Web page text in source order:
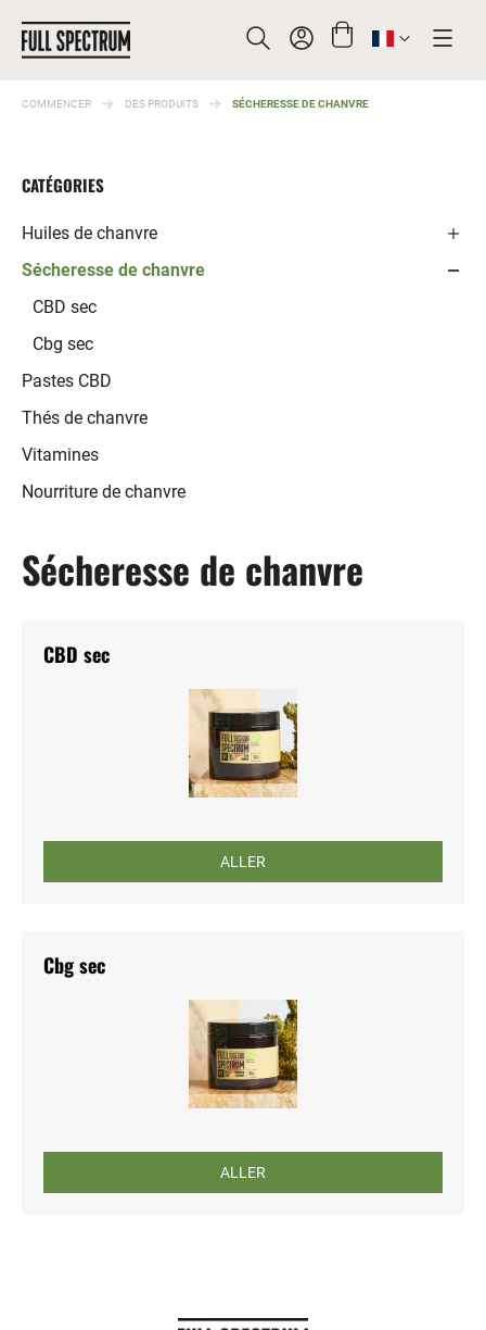
CHERCHER
COMMENCER DES PRODUITS SÉCHERESSE DE CHANVRE
CATÉGORIES
Huiles de chanvre
Huiles à spectre complet
Huiles de CBD
Huiles CBG
Huiles à spectre complet
Sécheresse de chanvre
CBD sec
Cbg sec
Pastes CBD
Thés de chanvre
Vitamines
Nourriture de chanvre
Sécheresse de chanvre
CBD sec
ALLER
Cbg sec
ALLER